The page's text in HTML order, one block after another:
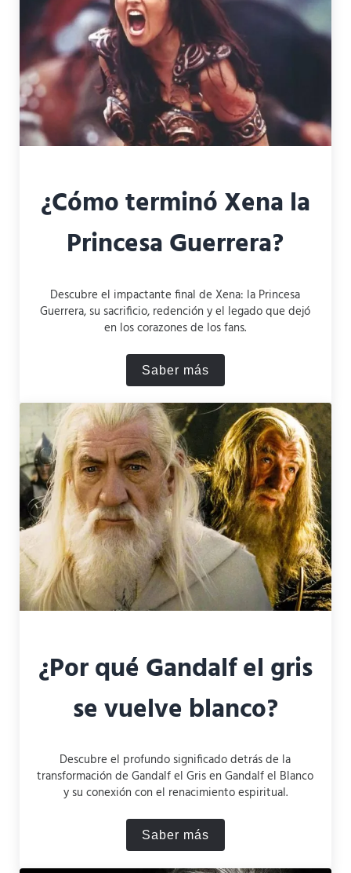
¿Cómo terminó Xena la
Princesa Guerrera?
Descubre el impactante final de Xena: la Princesa
Guerrera, su sacrificio, redención y el legado que dejó
en los corazones de los fans.
Saber más¿Cómo terminó Xena la
¿Por qué Gandalf el gris
se vuelve blanco?
Descubre el profundo significado detrás de la
transformación de Gandalf el Gris en Gandalf el Blanco
y su conexión con el renacimiento espiritual.
Saber más¿Por qué Gandalf el gris